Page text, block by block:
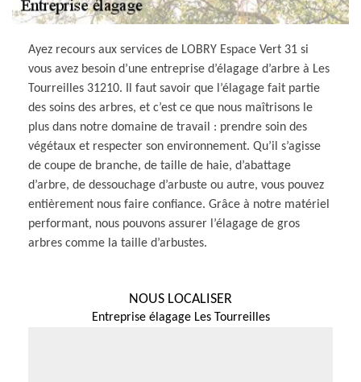
Ayez recours aux services de LOBRY Espace Vert 31 si
vous avez besoin d’une entreprise d’élagage d’arbre à Les
Tourreilles 31210. Il faut savoir que l’élagage fait partie
des soins des arbres, et c’est ce que nous maîtrisons le
plus dans notre domaine de travail : prendre soin des
végétaux et respecter son environnement. Qu’il s’agisse
de coupe de branche, de taille de haie, d’abattage
d’arbre, de dessouchage d’arbuste ou autre, vous pouvez
entièrement nous faire confiance. Grâce à notre matériel
performant, nous pouvons assurer l’élagage de gros
arbres comme la taille d’arbustes.
NOUS LOCALISER
Entreprise élagage Les Tourreilles